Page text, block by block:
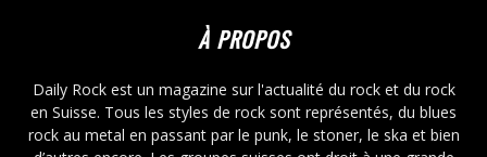
À PROPOS
Daily Rock est un magazine sur l'actualité du rock et du rock
en Suisse. Tous les styles de rock sont représentés, du blues
rock au metal en passant par le punk, le stoner, le ska et bien